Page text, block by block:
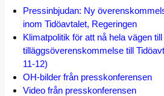
Pressinbjudan: Ny
inom Tidöavtalet, Regeringen
Klimatpolitik för att nå hela vägen
tilläggsöverenskommelse till
11-12)
OH-bilder från presskonferensen
Video från presskonferensen